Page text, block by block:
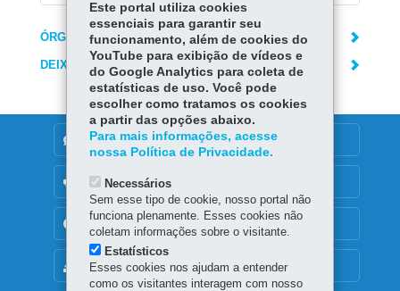
ÓRGÃO RESPONSÁVEL
DEIXE SUA OPINIÃO
MAPA DO SITE
DENUNCIE CORRUPÇÃO
OUVIDORIA
TRANSPARÊNCIA INSTITUCIONAL
Este portal utiliza cookies
essenciais para garantir seu
funcionamento, além de cookies do
YouTube para exibição de vídeos e
do Google Analytics para coleta de
estatísticas de uso. Você pode
escolher como tratamos os cookies
a partir das opções abaixo.
Para mais informações, acesse
nossa Política de Privacidade.
Necessários
Sem esse tipo de cookie, nosso portal não
funciona plenamente. Esses cookies não
coletam informações sobre o visitante.
Estatísticos
Esses cookies nos ajudam a entender
como os visitantes interagem com nosso